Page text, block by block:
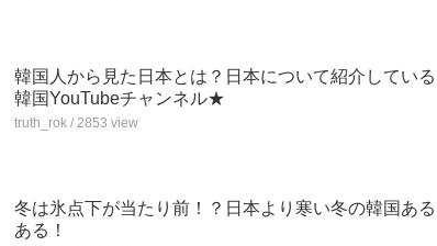
韓国人から見た日本とは？日本について紹介している
韓国YouTubeチャンネル★
truth_rok / 2853 view
冬は氷点下が当たり前！？日本より寒い冬の韓国ある
ある！